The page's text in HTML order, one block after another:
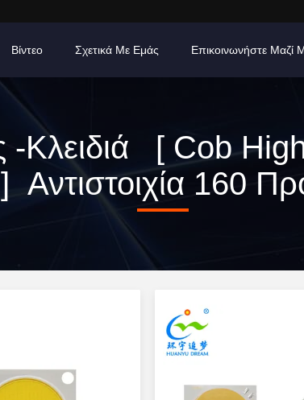
Βίντεο Σχετικά Με Εμάς Επικοινωνήστε Μαζί
-κλειδιά [ Cob
Αντιστοιχία 160